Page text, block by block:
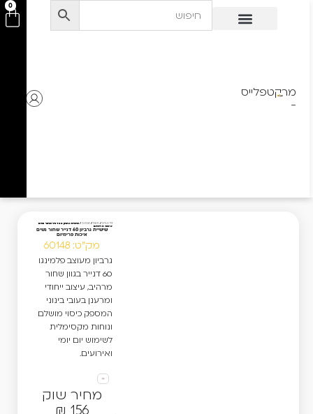
מרקטפלייס
-
0
דף הבית / חנות / אופנה /
שישיית גרביון 60 דנייר שחור נשים
איכות פרימיום
שישיית גרביון 60 דנייר שחור נשים
איכות פרימיום
מק"ט: 60148
גרביון מעוצב פלמינגו
60 דנייר בגוון שחור
מרהיב, עיצוב ייחודי
ומרענן בעובי בינוני
המספק כיסוי מושלם
ונוחות מקסימלית
לשימוש יום יומי
ואירועים.
מחיר שוק